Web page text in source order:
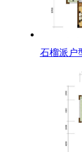
石榴派户